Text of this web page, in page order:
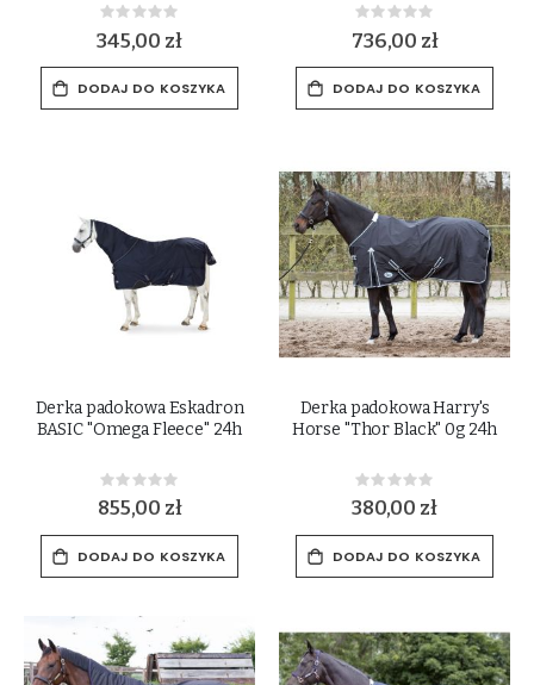
Rating:
0%
345,00 zł
DODAJ DO KOSZYKA
Rating:
0%
736,00 zł
DODAJ DO KOSZYKA
Derka padokowa Eskadron
BASIC "Omega Fleece" 24h
Rating:
0%
855,00 zł
DODAJ DO KOSZYKA
Derka padokowa Harry's
Horse "Thor Black" 0g 24h
Rating:
0%
380,00 zł
DODAJ DO KOSZYKA